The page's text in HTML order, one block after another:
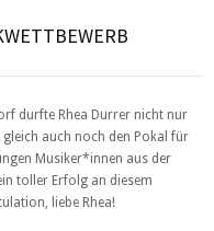
durfte Rhea Durrer nicht nur
auch noch den Pokal für
Musiker*innen aus der
toller Erfolg an diesem
liebe Rhea!